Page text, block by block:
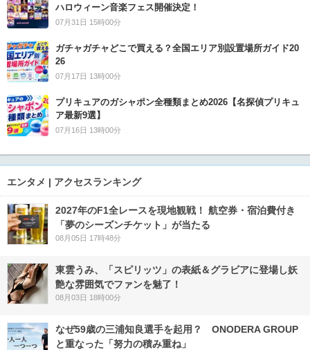
ハロウィーン音楽フェス開催決定！
07月31日 15時00分
ガチャガチャどこで買える？全国エリア別設置場所ガイド20
26
07月17日 13時00分
プリキュアのガシャポン全種類まとめ2026【名探偵プリキュ
ア最新9選】
07月16日 13時00分
エンタメ | アクセスランキング
2027年のF1全レースを現地観戦！ 航空券・宿泊費付き
「夢のシーズンチケット」が当たる
08月05日 17時48分
東雲うみ、「スピリッツ」の表紙＆グラビアに登場し妖
艶な雰囲気でファンを魅了！
08月03日 18時00分
なぜ59歳の三浦知良選手を起用？ ONODERA GROUP
と重なった「努力の積み重ね」